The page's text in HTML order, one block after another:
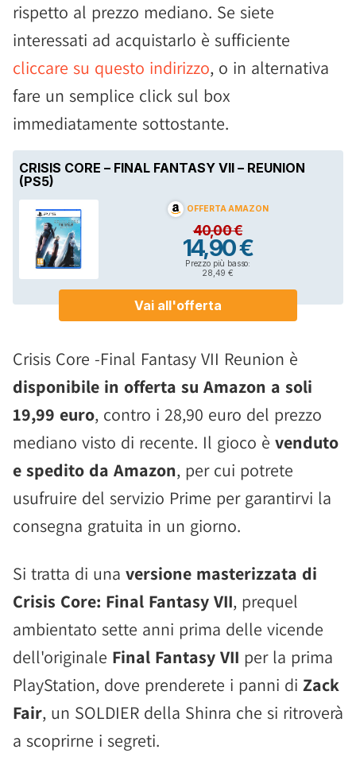
rispetto al prezzo mediano. Se siete
interessati ad acquistarlo è sufficiente
cliccare su questo indirizzo, o in alternativa
fare un semplice click sul box
immediatamente sottostante.
Crisis Core -Final Fantasy VII Reunion è
disponibile in offerta su Amazon a soli
19,99 euro, contro i 28,90 euro del prezzo
mediano visto di recente. Il gioco è venduto
e spedito da Amazon, per cui potrete
usufruire del servizio Prime per garantirvi la
consegna gratuita in un giorno.
Si tratta di una versione masterizzata di
Crisis Core: Final Fantasy VII, prequel
ambientato sette anni prima delle vicende
dell'originale Final Fantasy VII per la prima
PlayStation, dove prenderete i panni di Zack
Fair, un SOLDIER della Shinra che si ritroverà
a scoprirne i segreti.